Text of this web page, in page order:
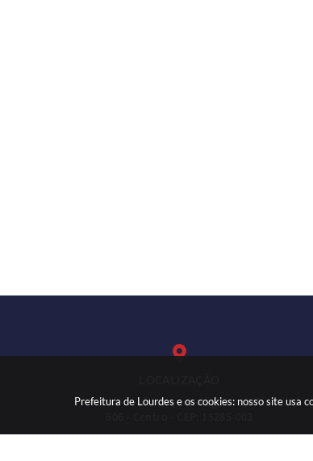
Prefeitura de Lourdes e os cookies: nosso site usa
Rua: José Marques Nogueira, nº